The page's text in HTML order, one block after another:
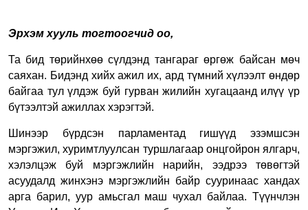
Эрхэм хууль тогтоогчид оо,
Та бид төрийнхөө сүлдэнд тангараг өргөж байсан мөч
саяхан. Бидэнд хийх ажил их, ард түмний хүлээлт өндөр
байгаа тул үлдэж буй гурван жилийн хугацаанд илүү үр
бүтээлтэй ажиллах хэрэгтэй.
Шинээр бүрдсэн парламентад гишүүд эзэмшсэн
мэргэжил, хуримтлуулсан туршлагаар онцгойрон ялгарч,
хэлэлцэж буй мэргэжлийн нарийн, ээдрээ төвөгтэй
асуудалд жинхэнэ мэргэжлийн байр сууринаас хандах
арга барил, уур амьсгал маш чухал байлаа. Түүнчлэн